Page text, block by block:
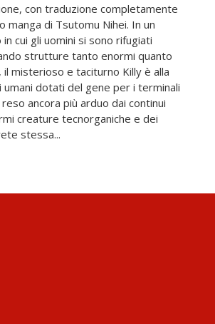
con traduzione completamente
manga di Tsutomu Nihei. In un
cui gli uomini si sono rifugiati
strutture tanto enormi quanto
misterioso e taciturno Killy è alla
umani dotati del gene per i terminali
ancora più arduo dai continui
creature tecnorganiche e dei
stessa...